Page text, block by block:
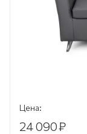
Цена:
24 090₽